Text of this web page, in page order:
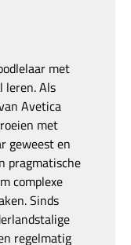
met
leren. Als
Avetica
met
geweest en
pragmatische
complexe
Sinds
regelmatig